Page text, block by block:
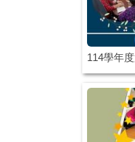
114學年